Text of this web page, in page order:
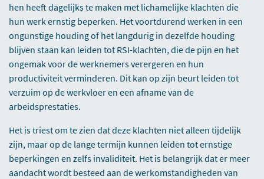
hen heeft dagelijks te maken met lichamelijke klachten die
hun werk ernstig beperken. Het voortdurend werken in een
ongunstige houding of het langdurig in dezelfde houding
blijven staan kan leiden tot RSI-klachten, die de pijn en het
ongemak voor de werknemers verergeren en hun
productiviteit verminderen. Dit kan op zijn beurt leiden tot
verzuim op de werkvloer en een afname van de
arbeidsprestaties.
Het is triest om te zien dat deze klachten niet alleen tijdelijk
zijn, maar op de lange termijn kunnen leiden tot ernstige
beperkingen en zelfs invaliditeit. Het is belangrijk dat er meer
aandacht wordt besteed aan de werkomstandigheden van